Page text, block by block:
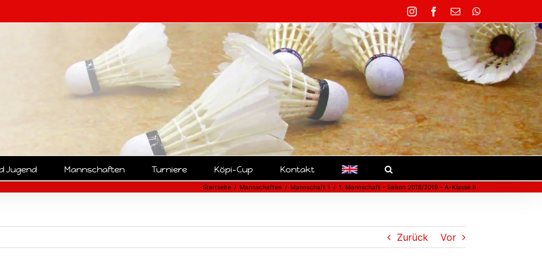
InstagramFacebook
E-
Mail
WhatsApp
Jugend Mannschaften Turniere Köpi-Cup Kontakt
Startseite Mannschaften Mannschaft 1 1. Mannschaft – Saison 2018/2019 – A-Klasse II
Zurück Vor